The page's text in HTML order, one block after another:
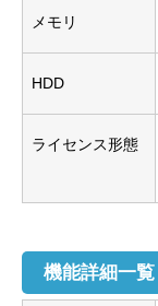
メモリ
HDD
ライセンス形態
機能詳細一覧